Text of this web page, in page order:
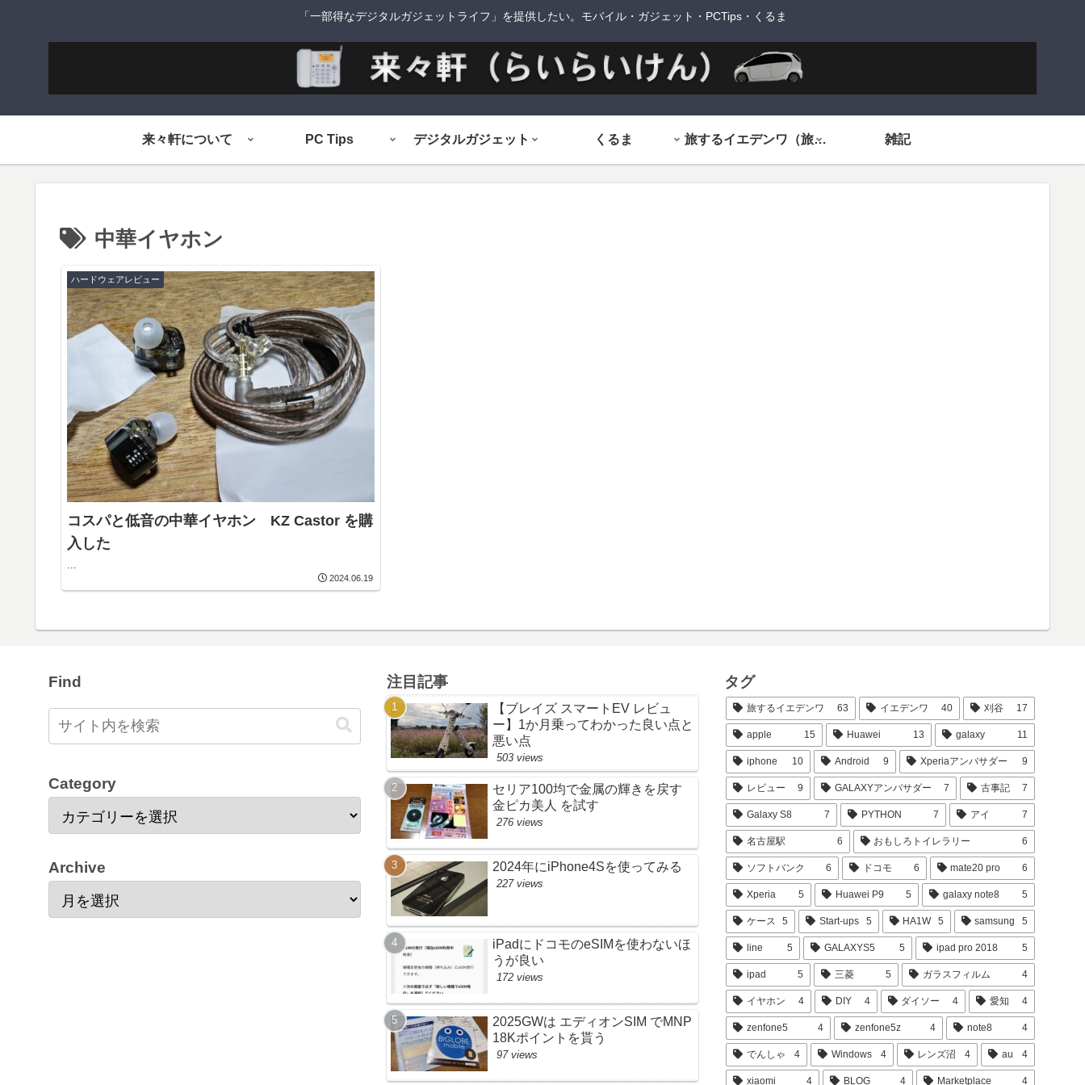
「一部得なデジタルガジェットライフ」を提供したい。モバイル・ガジェット・PCTips・くるま
来々軒について PC Tips デジタルガジェット くるま 旅するイエデンワ（旅ネタ） 雑記
中華イヤホン
ハードウェアレビュー
コスパと低音の中華イヤホン KZ Castor を購
入した
2024.06.19
Find
Category
Archive
注目記事
【ブレイズ スマートEV レビュ
ー】1か月乗ってわかった良い点と
悪い点
503 views
セリア100均で金属の輝きを戻す
金ピカ美人 を試す
276 views
2024年にiPhone4Sを使ってみる
227 views
iPadにドコモのeSIMを使わないほ
うが良い
172 views
2025GWは エディオンSIM でMNP
18Kポイントを貰う
97 views
タグ
旅するイエデンワ 63 イエデンワ 40 刈谷 17
apple 15 Huawei 13 galaxy 11
iphone 10 Android 9 Xperiaアンバサダー 9
レビュー 9 GALAXYアンバサダー 7 古事記 7
Galaxy S8 7 PYTHON 7 アイ 7
名古屋駅 6 おもしろトイレラリー 6
ソフトバンク 6 ドコモ 6 mate20 pro 6
Xperia 5 Huawei P9 5 galaxy note8 5
ケース 5 Start-ups 5 HA1W 5 samsung 5
line 5 GALAXYS5 5 ipad pro 2018 5
ipad 5 三菱 5 ガラスフィルム 4
イヤホン 4 DIY 4 ダイソー 4 愛知 4
zenfone5 4 zenfone5z 4 note8 4
でんしゃ 4 Windows 4 レンズ沼 4 au 4
xiaomi 4 BLOG 4 Marketplace 4